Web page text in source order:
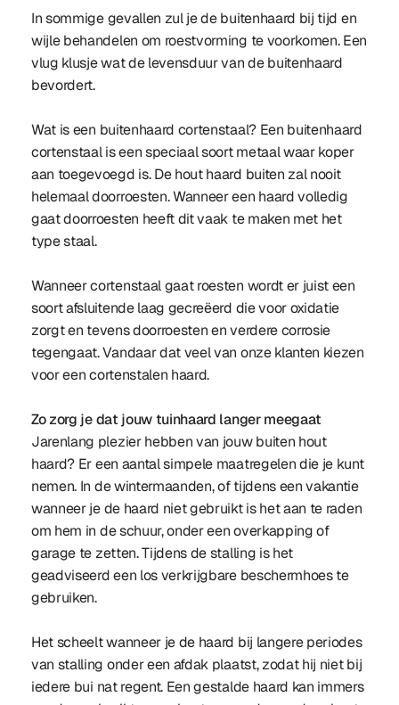
In sommige gevallen zul je de buitenhaard bij tijd en
wijle behandelen om roestvorming te voorkomen. Een
vlug klusje wat de levensduur van de buitenhaard
bevordert.
Wat is een buitenhaard cortenstaal? Een buitenhaard
cortenstaal is een speciaal soort metaal waar koper
aan toegevoegd is. De hout haard buiten zal nooit
helemaal doorroesten. Wanneer een haard volledig
gaat doorroesten heeft dit vaak te maken met het
type staal.
Wanneer cortenstaal gaat roesten wordt er juist een
soort afsluitende laag gecreëerd die voor oxidatie
zorgt en tevens doorroesten en verdere corrosie
tegengaat. Vandaar dat veel van onze klanten kiezen
voor een cortenstalen haard.
Zo zorg je dat jouw tuinhaard langer meegaat
Jarenlang plezier hebben van jouw buiten hout
haard? Er een aantal simpele maatregelen die je kunt
nemen. In de wintermaanden, of tijdens een vakantie
wanneer je de haard niet gebruikt is het aan te raden
om hem in de schuur, onder een overkapping of
garage te zetten. Tijdens de stalling is het
geadviseerd een los verkrijgbare beschermhoes te
gebruiken.
Het scheelt wanneer je de haard bij langere periodes
van stalling onder een afdak plaatst, zodat hij niet bij
iedere bui nat regent. Een gestalde haard kan immers